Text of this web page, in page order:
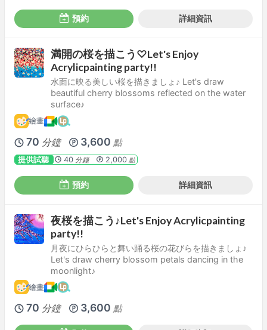
預約 詳細資訊
満開の桜を描こう♡Let's Enjoy
Acrylicpainting party!!
水面に映る美しい桜を描きましょ♪ Let's draw
beautiful cherry blossoms reflected on the water
surface♪
繪畫
70 分鐘 3,600 點
提供試聽 40 分鐘 2,000點
預約 詳細資訊
夜桜を描こう♪Let's Enjoy Acrylicpainting
party!!
月夜にひらひらと舞い踊る桜の花びらを描きましょ♪
Let's draw cherry blossom petals dancing in the
moonlight♪
繪畫
70 分鐘 3,600 點